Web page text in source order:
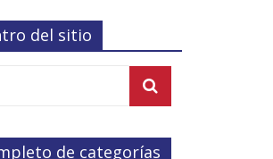
del sitio
de categorías